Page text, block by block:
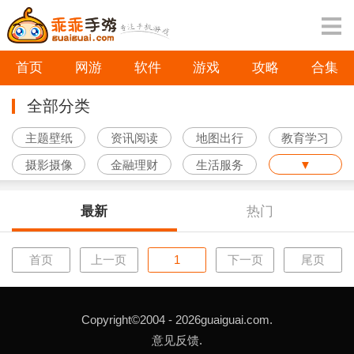
首页 网游 软件 游戏 攻略 合集
全部分类
主题壁纸 资讯阅读 地图出行
教育学习
摄影摄像
金融理财 生活服务 ▼
最新 热门
首页 上一页 1 下一页 尾页
Copyright©2004 - 2026guaiguai.com.
意见反馈.